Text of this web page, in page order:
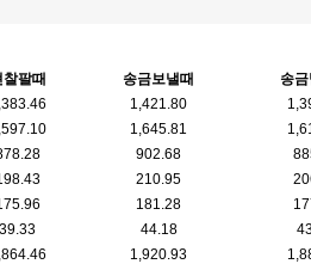
찰팔때 송금보낼때 송금
1,421.80
1,645.81
902.68
210.95
181.28
39.33 44.18
1,920.93